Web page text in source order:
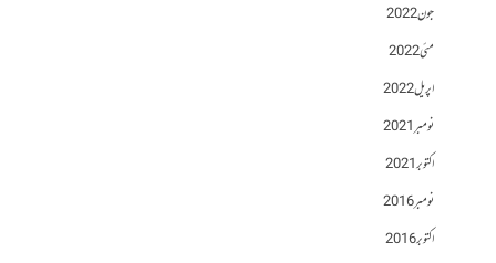
جون 2022
مئی 2022
اپریل 2022
نومبر 2021
اکتوبر 2021
نومبر 2016
اکتوبر 2016